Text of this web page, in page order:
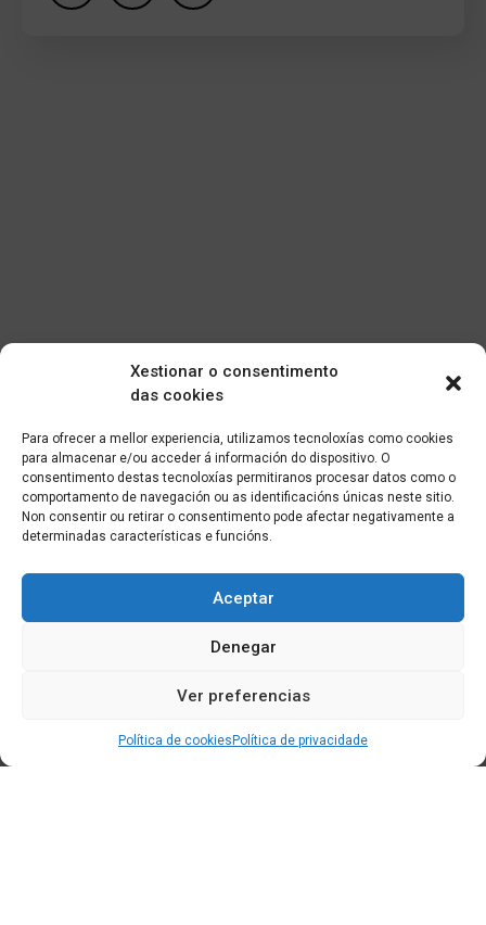
Xestionar o consentimento
das cookies
Para ofrecer a mellor experiencia, utilizamos tecnoloxías como cookies
para almacenar e/ou acceder á información do dispositivo. O
consentimento destas tecnoloxías permitiranos procesar datos como o
comportamento de navegación ou as identificacións únicas neste sitio.
Non consentir ou retirar o consentimento pode afectar negativamente a
determinadas características e funcións.
Aceptar
Denegar
Ver preferencias
Política de cookies Política de privacidade